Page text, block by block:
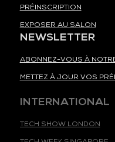
PRÉINSCRIPTION
EXPOSER AU SALON
NEWSLETTER
ABONNEZ-VOUS À
METTEZ À JOUR VOS